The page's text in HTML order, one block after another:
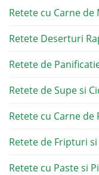
Retete cu Carne de
Retete Deserturi
Retete de
Retete de Supe si
Retete cu Carne de
Retete de Fripturi
Retete cu Paste si